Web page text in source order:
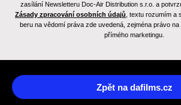
zasílání Newsletteru Doc-Air Distribution s.r.o. a
Zásady zpracování osobních údajů , textu rozumím a
beru na vědomí práva zde uvedená, zejména právo
přímého marketingu.
Zpět na dafilms.cz